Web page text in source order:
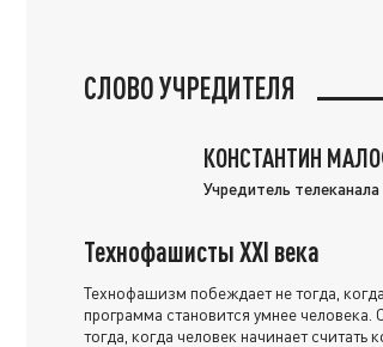
СЛОВО УЧРЕДИТЕЛЯ
КОНСТАНТИН
Учредитель
Технофашисты XXI века
Технофашизм побеждает не тогда,
программа становится умнее человека.
тогда, когда человек начинает считать